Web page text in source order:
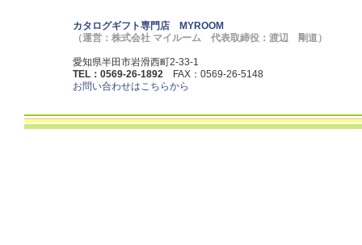
カタログギフト専門店 MYROOM
（運営：株式会社 マイルーム 代表取締役：渡辺 剛道）
愛知県半田市岩滑西町2-33-1
TEL：0569-26-1892 FAX：0569-26-5148
お問い合わせはこちらから